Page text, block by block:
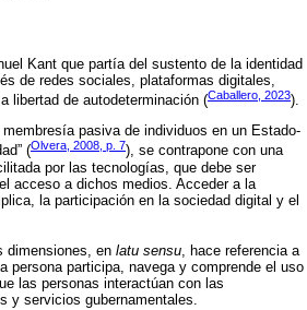
Kant que partía del sustento de la identidad
de redes sociales, plataformas digitales,
libertad de autodeterminación (Caballero, 2023).
pasiva de individuos en un Estado-
(Olvera, 2008, p. 7), se contrapone con una
por las tecnologías, que debe ser
acceso a dichos medios. Acceder a la
la participación en la sociedad digital y el
dimensiones, en latu sensu, hace referencia a
persona participa, navega y comprende el uso
las personas interactúan con las
y servicios gubernamentales.